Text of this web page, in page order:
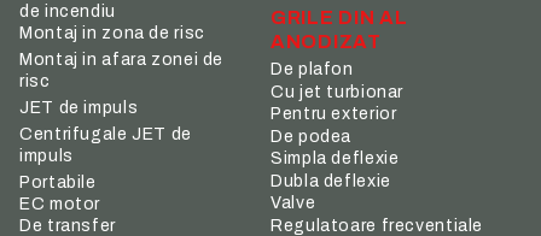
de incendiu
Montaj in zona de risc
Montaj in afara zonei de
risc
JET de impuls
Centrifugale JET de
impuls
Portabile
EC motor
GRILE DIN AL
ANODIZAT
De plafon
Cu jet turbionar
Pentru exterior
De podea
Simpla deflexie
Dubla deflexie
Valve
De transfer
Regulatoare frecventiale